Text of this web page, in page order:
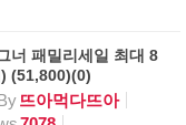
너 패밀리세일 최대 8
(51,800)(0)
뜨아먹다뜨아